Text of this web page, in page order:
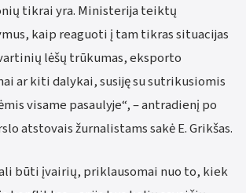
tikrai yra. Ministerija teiktų
kaip reaguoti į tam tikras situacijas
lėšų trūkumas, eksporto
ar kiti dalykai, susiję su sutrikusiomis
visame pasaulyje“, – antradienį po
atstovais žurnalistams sakė E. Grikšas.
būti įvairių, priklausomai nuo to, kiek